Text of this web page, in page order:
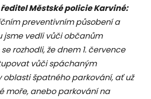
Městské policie Karviné:
preventivním působení a
jsme vedli vůči občanům
rozhodli, že dnem 1. července
vůči spáchaným
oblasti špatného parkování, ať už
moře, anebo parkování na